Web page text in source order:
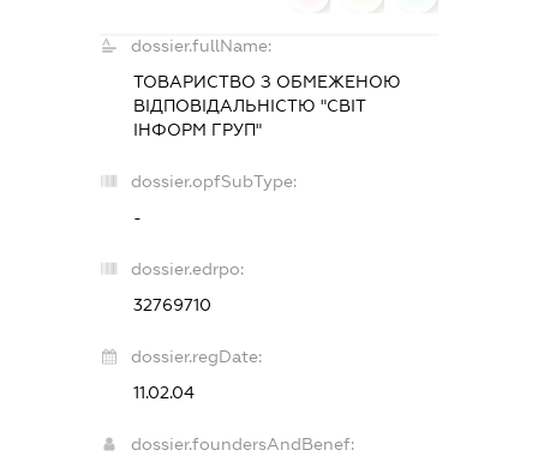
dossier.fullName:
ТОВАРИСТВО З ОБМЕЖЕНОЮ
ВІДПОВІДАЛЬНІСТЮ "СВІТ
ІНФОРМ ГРУП"
dossier.opfSubType:
-
dossier.edrpo:
32769710
dossier.regDate:
11.02.04
dossier.foundersAndBenef: